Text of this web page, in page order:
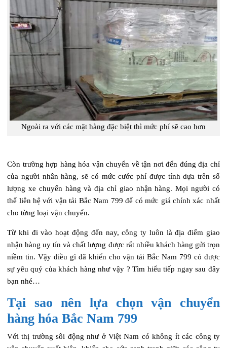
Ngoài ra với các mặt hàng đặc biệt thì mức phí sẽ cao hơn
Còn trường hợp hàng hóa vận chuyển về tận nơi đến đúng địa chỉ
của người nhân hàng, sẽ có mức cước phí được tính dựa trên số
lượng xe chuyển hàng và địa chỉ giao nhận hàng. Mọi người có
thể liên hệ với vận tải Bắc Nam 799 để có mức giá chính xác nhất
cho từng loại vận chuyển.
Từ khi đi vào hoạt động đến nay, công ty luôn là địa điểm giao
nhận hàng uy tín và chất lượng được rất nhiều khách hàng gửi trọn
niềm tin. Vậy điều gì đã khiến cho vận tải Bắc Nam 799 có được
sự yêu quý của khách hàng như vậy ? Tìm hiểu tiếp ngay sau đây
bạn nhé…
Tại sao nên lựa chọn vận chuyển
hàng hóa Bắc Nam 799
Với thị trường sôi động như ở Việt Nam có không ít các công ty